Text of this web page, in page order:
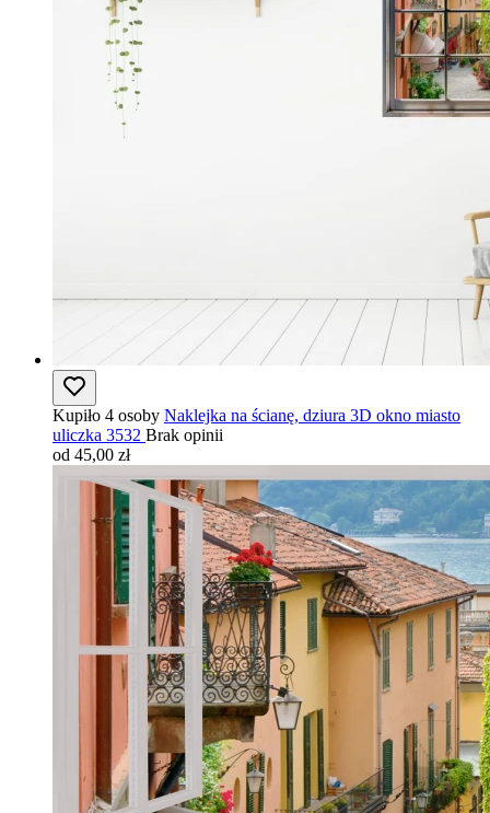
Kupiło 4 osoby Naklejka na ścianę, dziura 3D okno miasto
uliczka 3532 Brak opinii
od 45,00 zł